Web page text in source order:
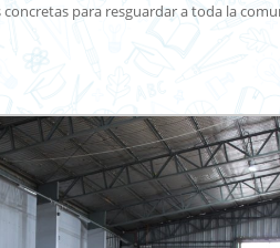
para resguardar a toda la